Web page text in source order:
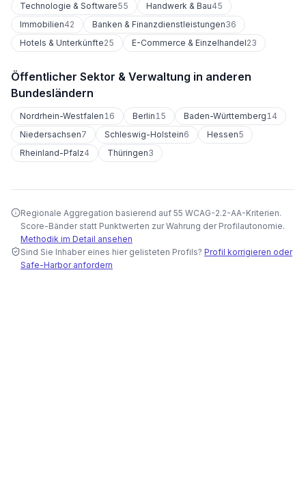
Technologie & Software55 Handwerk & Bau45
Immobilien42 Banken & Finanzdienstleistungen36
Hotels & Unterkünfte25 E-Commerce & Einzelhandel23
Öffentlicher Sektor & Verwaltung in anderen
Bundesländern
Nordrhein-Westfalen16 Berlin15 Baden-Württemberg14
Niedersachsen7 Schleswig-Holstein6 Hessen5
Rheinland-Pfalz4 Thüringen3
Regionale Aggregation basierend auf 55 WCAG-2.2-AA-Kriterien.
Score-Bänder statt Punktwerten zur Wahrung der Profilautonomie.
Methodik im Detail ansehen
Sind Sie Inhaber eines hier gelisteten Profils? Profil korrigieren oder
Safe-Harbor anfordern